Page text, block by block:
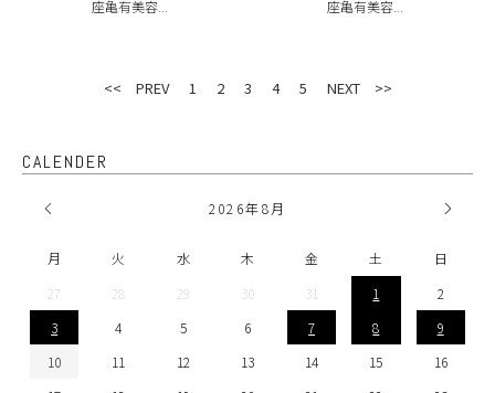
座亀有美容...
座亀有美容...
<< PREV 1 2 3 4 5 NEXT >>
CALENDER
2026年8月
月 火 水 木 金 土
日
27
28 29 30 31 1
2
3
4 5 6 7 8
9
10
11 12 13 14 15
16